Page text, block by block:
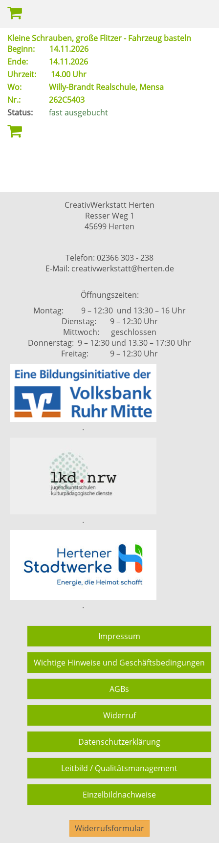
Kleine Schrauben, große Flitzer - Fahrzeug basteln
Beginn:
14.11.2026
Ende:
14.11.2026
Uhrzeit:
14.00 Uhr
Wo:
Willy-Brandt Realschule, Mensa
Nr.:
262C5403
Status:
fast ausgebucht
CreativWerkstatt Herten
Resser Weg 1
45699 Herten
Telefon: 02366 303 - 238
E-Mail: creativwerkstatt@herten.de
Öffnungszeiten:
Montag: 9 – 12:30 und 13:30 – 16 Uhr
Dienstag: 9 – 12:30 Uhr
Mittwoch: geschlossen
Donnerstag: 9 – 12:30 und 13.30 – 17:30 Uhr
Freitag: 9 – 12:30 Uhr
.
.
.
Impressum
Wichtige Hinweise und Geschäftsbedingungen
AGBs
Widerruf
Datenschutzerklärung
Leitbild / Qualitätsmanagement
Einzelbildnachweise
Widerrufsformular